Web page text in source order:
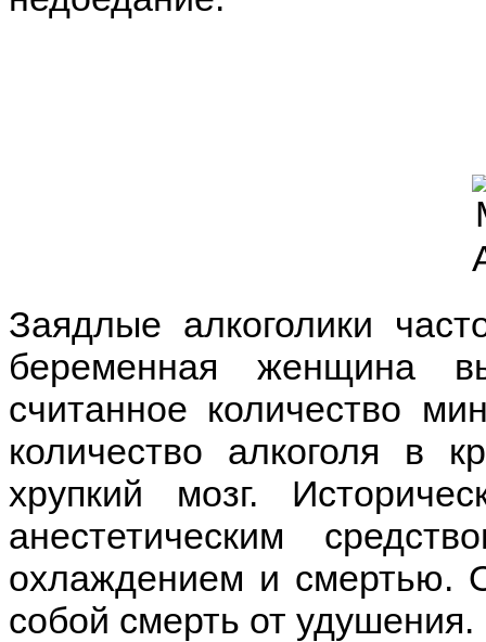
Заядлые алкоголики
беременная женщина
считанное количество
количество алкоголя в
хрупкий мозг.
анестетическим
охлаждением и смертью.
собой смерть от удушения.